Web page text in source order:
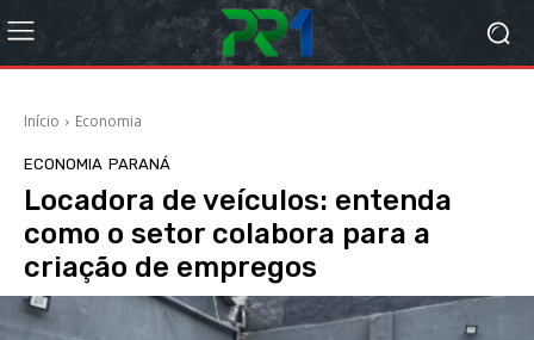
Início Economia
ECONOMIA PARANÁ
Locadora de veículos: entenda
como o setor colabora para a
criação de empregos